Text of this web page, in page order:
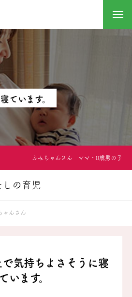
寝て い ま す。
ふみちゃんさん ママ・0歳男の子
の育児
ゃんさん
で気持ちよさそうに寝
ています。